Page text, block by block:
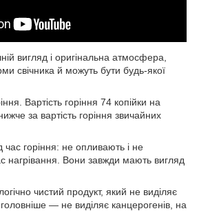
вигляд і оригінальна атмосфера,
свічника й можуть бути будь-якої
Вартість горіння 74 копійки на
за вартість горіння звичайних
час горіння: не опливають і не
нагрівання. Вони завжди мають вигляд
чистий продукт, який не виділяє
— не виділяє канцерогенів, на